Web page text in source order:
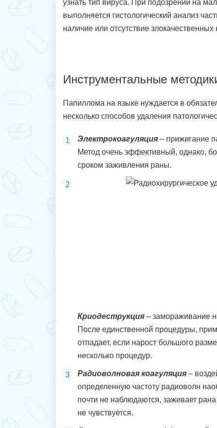
узнать тип вируса. При подозрении на
выполняется гистологический анализ
наличие или отсутствие злокачественных
Инструментальные
Папиллома на языке нуждается в
несколько способов удаления
Электрокоагуляция – прижигание
Метод очень эффективный, однако,
сроком заживления раны.
Криодеструкция – замораживание
После единственной процедуры,
отпадает, если нарост большого
несколько процедур.
Радиоволновая коагуляция –
определенную частоту радиоволн
почти не наблюдаются, заживает
не чувствуется.